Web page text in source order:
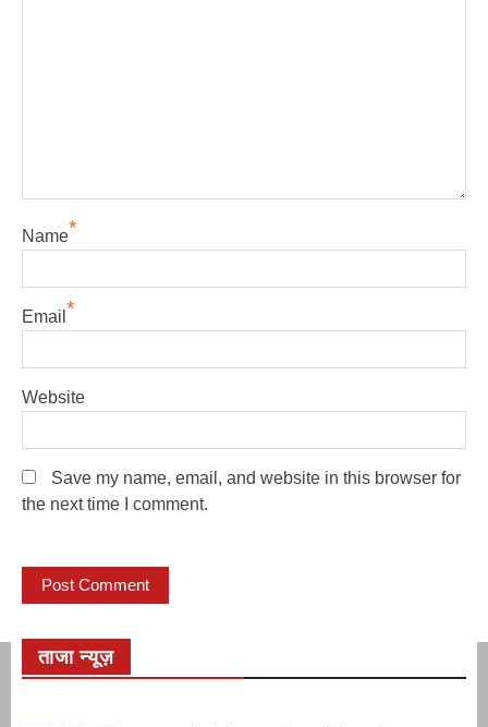
Name*
Email *
Website
Save my name, email, and website in this browser for
the next time I comment.
ताजा न्यूज़